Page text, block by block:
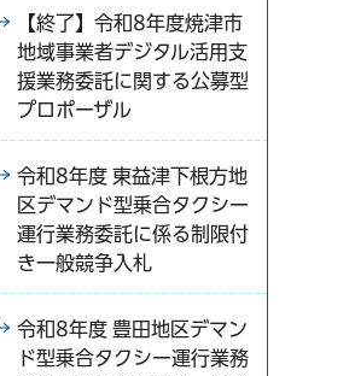
【終了】令和8年度焼津市
地域事業者デジタル活用支
援業務委託に関する公募型
プロポーザル
令和8年度 東益津下根方地
区デマンド型乗合タクシー
運行業務委託に係る制限付
き一般競争入札
令和8年度 豊田地区デマン
ド型乗合タクシー運行業務